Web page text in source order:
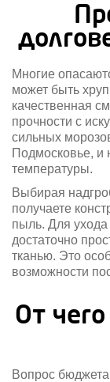
Многие
может быть
качественная
прочности с
сильных
Подмосковье, и
температуры.
Выбирая
получаете
пыль. Для ухода
достаточно
тканью. Это
возможности
От
Вопрос бюджета